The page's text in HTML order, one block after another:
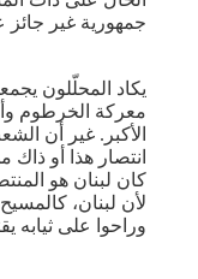
جمهورية غير
يكاد المحلّلون
معركة الخرطوم
الأكبر. غير أن
انتصار هذا أو ذاك
كان لبنان هو
لأن لبنان،
وراحوا على ثيابه